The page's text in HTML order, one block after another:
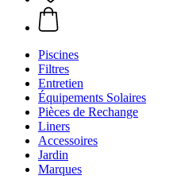
Piscines
Filtres
Entretien
Équipements Solaires
Pièces de Rechange
Liners
Accessoires
Jardin
Marques